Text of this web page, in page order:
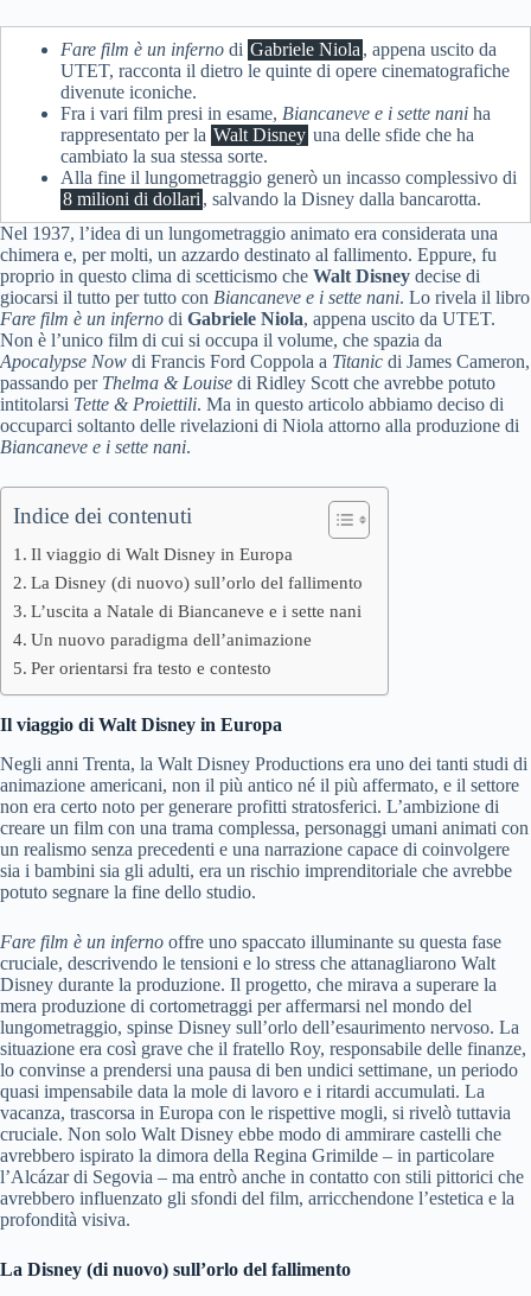
Fare film è un inferno di Gabriele Niola , appena uscito da
UTET, racconta il dietro le quinte di opere cinematografiche
divenute iconiche.
Fra i vari film presi in esame, Biancaneve e i sette nani ha
rappresentato per la Walt Disney una delle sfide che ha
cambiato la sua stessa sorte.
Alla fine il lungometraggio generò un incasso complessivo di
8 milioni di dollari , salvando la Disney dalla bancarotta.
Nel 1937, l’idea di un lungometraggio animato era considerata una
chimera e, per molti, un azzardo destinato al fallimento. Eppure, fu
proprio in questo clima di scetticismo che Walt Disney decise di
giocarsi il tutto per tutto con Biancaneve e i sette nani. Lo rivela il libro
Fare film è un inferno di Gabriele Niola, appena uscito da UTET.
Non è l’unico film di cui si occupa il volume, che spazia da
Apocalypse Now di Francis Ford Coppola a Titanic di James Cameron,
passando per Thelma & Louise di Ridley Scott che avrebbe potuto
intitolarsi Tette & Proiettili. Ma in questo articolo abbiamo deciso di
occuparci soltanto delle rivelazioni di Niola attorno alla produzione di
Biancaneve e i sette nani.
Indice dei contenuti
Il viaggio di Walt Disney in Europa
La Disney (di nuovo) sull’orlo del fallimento
L’uscita a Natale di Biancaneve e i sette nani
Un nuovo paradigma dell’animazione
Per orientarsi fra testo e contesto
Il viaggio di Walt Disney in Europa
Negli anni Trenta, la Walt Disney Productions era uno dei tanti studi di
animazione americani, non il più antico né il più affermato, e il settore
non era certo noto per generare profitti stratosferici. L’ambizione di
creare un film con una trama complessa, personaggi umani animati con
un realismo senza precedenti e una narrazione capace di coinvolgere
sia i bambini sia gli adulti, era un rischio imprenditoriale che avrebbe
potuto segnare la fine dello studio.
Fare film è un inferno offre uno spaccato illuminante su questa fase
cruciale, descrivendo le tensioni e lo stress che attanagliarono Walt
Disney durante la produzione. Il progetto, che mirava a superare la
mera produzione di cortometraggi per affermarsi nel mondo del
lungometraggio, spinse Disney sull’orlo dell’esaurimento nervoso. La
situazione era così grave che il fratello Roy, responsabile delle finanze,
lo convinse a prendersi una pausa di ben undici settimane, un periodo
quasi impensabile data la mole di lavoro e i ritardi accumulati. La
vacanza, trascorsa in Europa con le rispettive mogli, si rivelò tuttavia
cruciale. Non solo Walt Disney ebbe modo di ammirare castelli che
avrebbero ispirato la dimora della Regina Grimilde – in particolare
l’Alcázar di Segovia – ma entrò anche in contatto con stili pittorici che
avrebbero influenzato gli sfondi del film, arricchendone l’estetica e la
profondità visiva.
La Disney (di nuovo) sull’orlo del fallimento